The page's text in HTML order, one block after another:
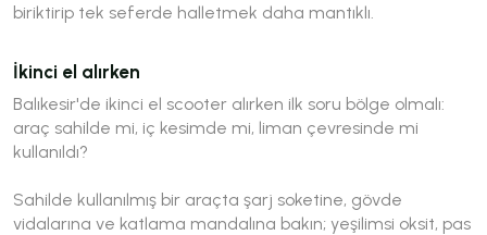
biriktirip tek seferde halletmek daha mantıklı.
İkinci el alırken
Balıkesir'de ikinci el scooter alırken ilk soru bölge olmalı:
araç sahilde mi, iç kesimde mi, liman çevresinde mi
kullanıldı?
Sahilde kullanılmış bir araçta şarj soketine, gövde
vidalarına ve katlama mandalına bakın; yeşilimsi oksit, pas